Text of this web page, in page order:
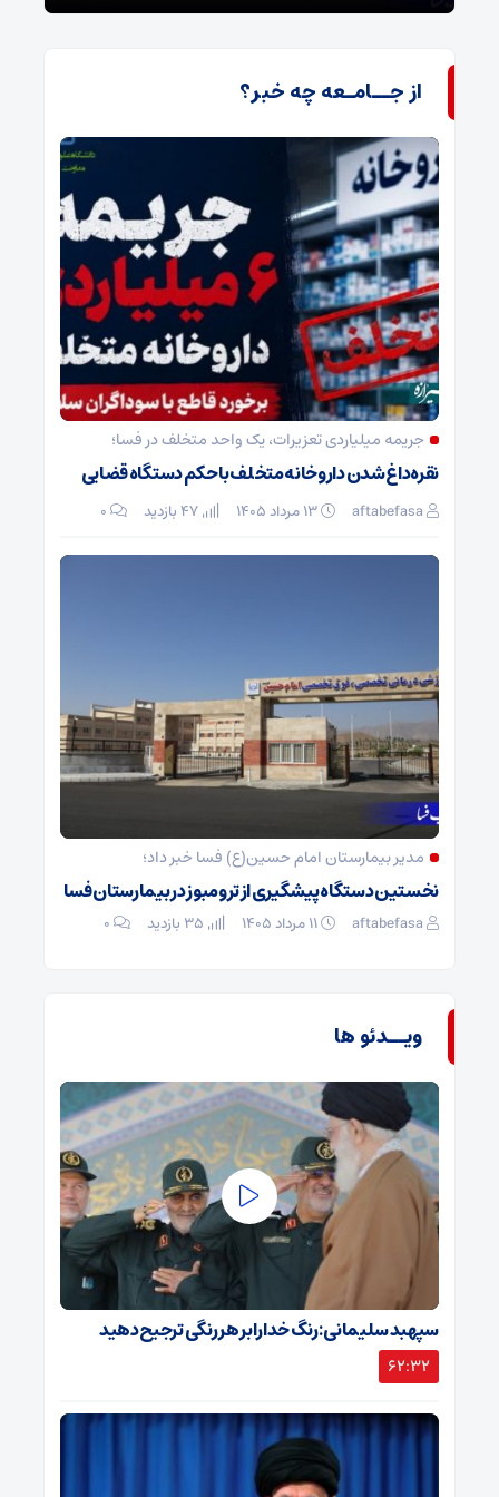
از جــامـعه چه خبر؟
جریمه میلیاردی تعزیرات، یک واحد متخلف در فسا؛
نقره‌داغ شدن داروخانه متخلف با حکم دستگاه قضایی
aftabefasa ۰
مدیر بیمارستان امام حسین(ع) فسا خبر داد؛
نخستین دستگاه پیشگیری از ترومبوز در بیمارستان فسا
aftabefasa ۰
ویــدئو ها
سپهبد سلیمانی: رنگ خدا را بر هر رنگی ترجیح دهید
62:32